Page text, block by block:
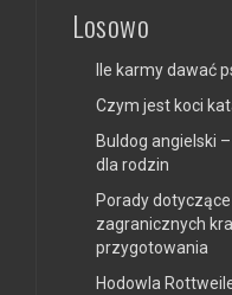
Losowo
Ile karmy dawać
Czym jest koci
Buldog angielski
dla rodzin
Porady
zagranicznych
przygotowania
Hodowla